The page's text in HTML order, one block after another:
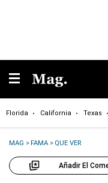
Florida California Texas
MAG >FAMA > QUE VER
Añadir El